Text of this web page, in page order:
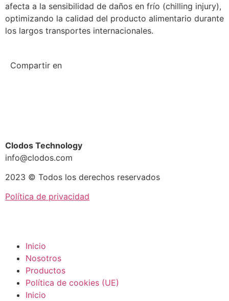
afecta a la sensibilidad de daños en frío (chilling injury),
optimizando la calidad del producto alimentario durante
los largos transportes internacionales.
Compartir en
Clodos Technology
info@clodos.com
2023 © Todos los derechos reservados
Política de privacidad
Inicio
Nosotros
Productos
Política de cookies (UE)
Inicio